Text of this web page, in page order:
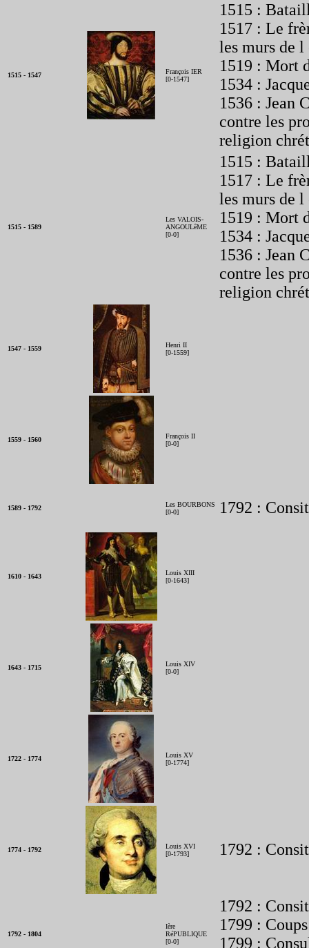
1515 - 1547
François IER
[0-1547]
1515 :
1517 : Le
les murs de
1519 : Mort
1534 :
1536 : Jean
contre les
religion
1515 - 1589
Les VALOIS-
ANGOULêME
[0-0]
1515 :
1517 : Le
les murs de
1519 : Mort
1534 :
1536 : Jean
contre les
religion
1547 - 1559
Henri II
[0-1559]
1559 - 1560
François II
[0-0]
1589 - 1792
Les BOURBONS
[0-0]
1792 :
1610 - 1643
Louis XIII
[0-1643]
1643 - 1715
Louis XIV
[0-0]
1722 - 1774
Louis XV
[0-1774]
1774 - 1792
Louis XVI
[0-1793]
1792 :
1792 - 1804
Ière
RéPUBLIQUE
[0-0]
1792 :
1799 :
1799 :